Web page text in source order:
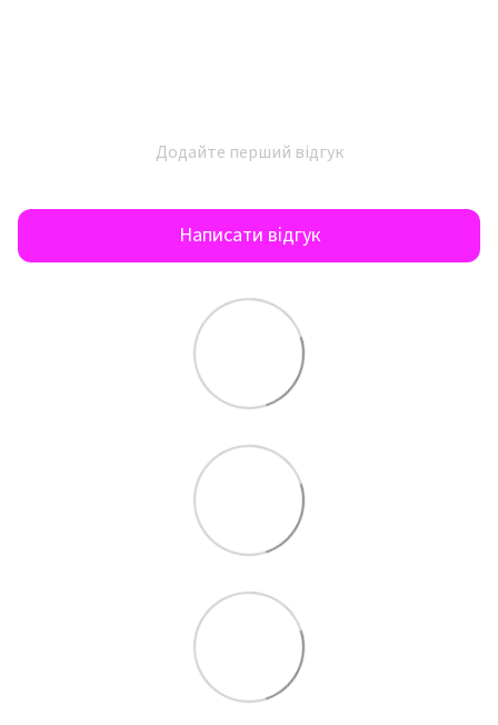
Додайте перший відгук
Написати відгук